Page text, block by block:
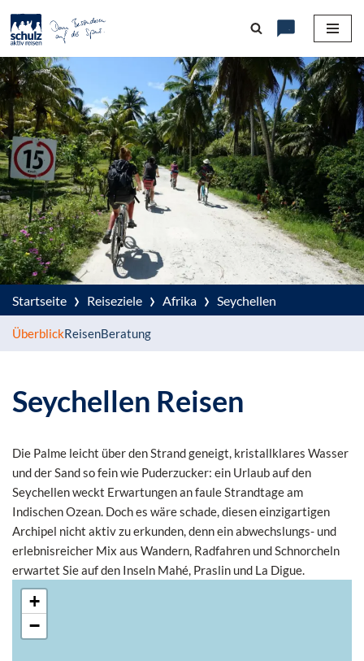
Zum
Inhalt
springen
Startseite › Reiseziele › Afrika › Seychellen
ÜberblickReisenBeratung
Seychellen Reisen
Die Palme leicht über den Strand geneigt, kristallklares Wasser
und der Sand so fein wie Puderzucker: ein Urlaub auf den
Seychellen weckt Erwartungen an faule Strandtage am
Indischen Ozean. Doch es wäre schade, diesen einzigartigen
Archipel nicht aktiv zu erkunden, denn ein abwechslungs- und
erlebnisreicher Mix aus Wandern, Radfahren und Schnorcheln
erwartet Sie auf den Inseln Mahé, Praslin und La Digue.
+
−